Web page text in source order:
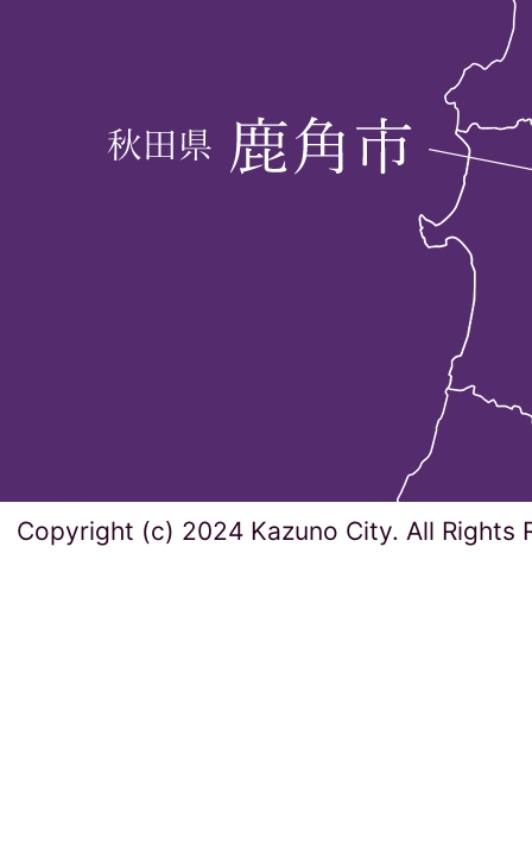
Copyright (c) 2024 Kazuno City. All Rights